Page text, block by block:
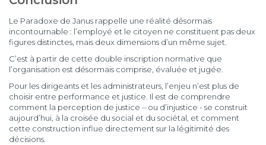
Le Paradoxe de Janus rappelle une réalité désormais
incontournable : l’employé et le citoyen ne constituent pas deux
figures distinctes, mais deux dimensions d’un même sujet.
C’est à partir de cette double inscription normative que
l’organisation est désormais comprise, évaluée et jugée.
Pour les dirigeants et les administrateurs, l’enjeu n’est plus de
choisir entre performance et justice. Il est de comprendre
comment la perception de justice – ou d’injustice - se construit
aujourd’hui, à la croisée du social et du sociétal, et comment
cette construction influe directement sur la légitimité des
décisions.